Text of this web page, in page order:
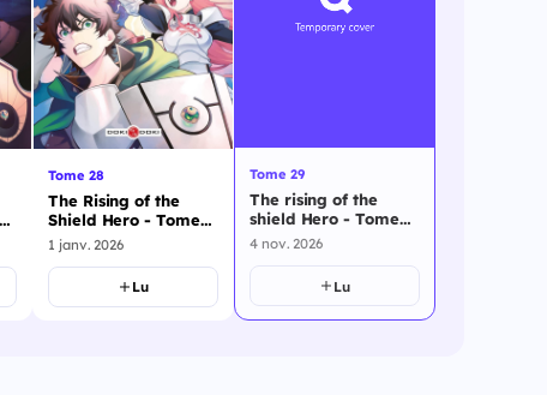
Tome 28
The Rising of the
Shield Hero - Tome
28
1 janv. 2026
Lu
Tome 29
The rising of the
shield Hero - Tome
29
4 nov. 2026
Lu